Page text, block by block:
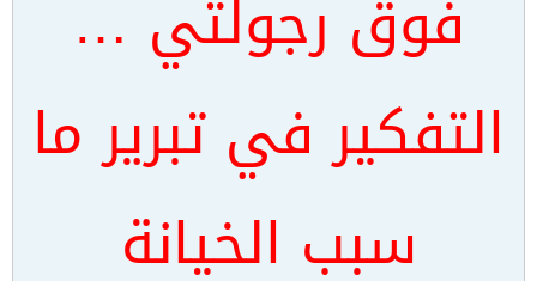
فوق رجولتي …
التفكير في تبرير ما
سبب الخيانة